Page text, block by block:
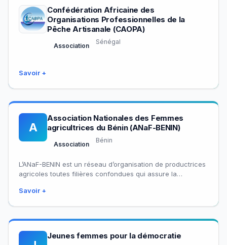
Confédération Africaine des
Organisations Professionnelles de la
Pêche Artisanale (CAOPA)
Association
Sénégal
Savoir +
A
Association Nationales des Femmes
agricultrices du Bénin (ANaF-BENIN)
Association
Bénin
L’ANaF-BENIN est un réseau d’organisation de productrices
agricoles toutes filières confondues qui assure la
agricoles et la…
Savoir +
Jeunes femmes pour la démocratie